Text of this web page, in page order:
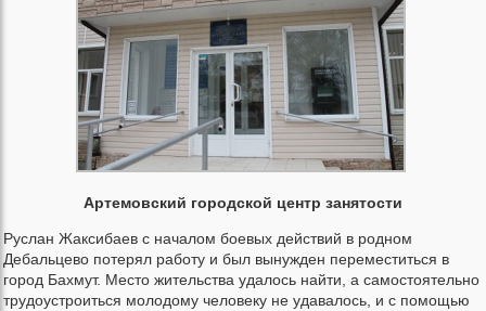
Артемовский городской центр занятости
Руслан Жаксибаев с началом боевых действий в родном
Дебальцево потерял работу и был вынужден переместиться в
город Бахмут. Место жительства удалось найти, а самостоятельно
трудоустроиться молодому человеку не удавалось, и с помощью